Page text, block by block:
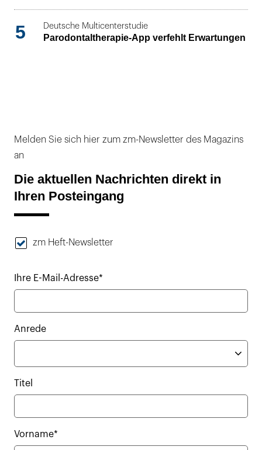
5 Deutsche Multicenterstudie
Parodontaltherapie-App verfehlt Erwartungen
Melden Sie sich hier zum zm-Newsletter des Magazins
an
Die aktuellen Nachrichten direkt in
Ihren Posteingang
zm Heft-Newsletter
Ihre E-Mail-Adresse*
Anrede
Titel
Vorname*